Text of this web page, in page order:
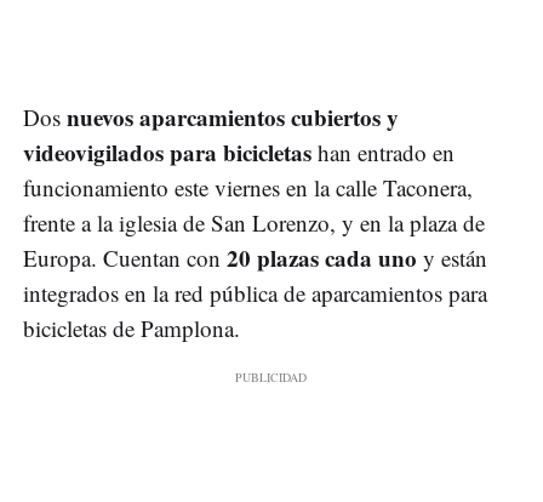
Dos nuevos aparcamientos cubiertos y
videovigilados para bicicletas han entrado en
funcionamiento este viernes en la calle Taconera,
frente a la iglesia de San Lorenzo, y en la plaza de
Europa. Cuentan con 20 plazas cada uno y están
integrados en la red pública de aparcamientos para
bicicletas de Pamplona.